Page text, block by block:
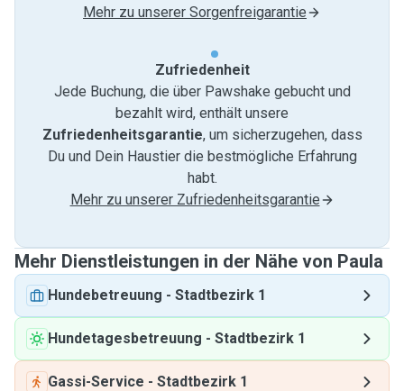
Mehr zu unserer Sorgenfreigarantie
Zufriedenheit
Jede Buchung, die über Pawshake gebucht und
bezahlt wird, enthält unsere
Zufriedenheitsgarantie, um sicherzugehen, dass
Du und Dein Haustier die bestmögliche Erfahrung
habt.
Mehr zu unserer Zufriedenheitsgarantie
Mehr Dienstleistungen in der Nähe von Paula
Hundebetreuung - Stadtbezirk 1
Hundetagesbetreuung - Stadtbezirk 1
Gassi-Service - Stadtbezirk 1